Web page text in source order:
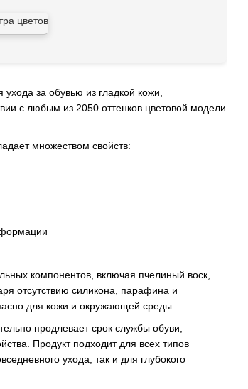
ухода за обувью из гладкой кожи,
с любым из 2050 оттенков цветовой модели
множеством свойств:
компонентов, включая пчелиный воск,
отсутствию силикона, парафина и
для кожи и окружающей среды.
продлевает срок службы обуви,
Продукт подходит для всех типов
ухода, так и для глубокого